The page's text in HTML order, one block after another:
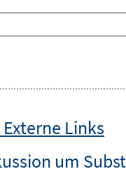
Externe Links
um